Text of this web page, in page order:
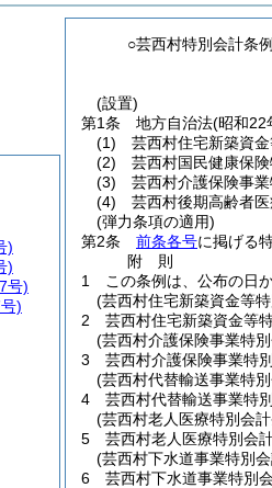
○芸西村特別会計条例
(設置)
第1条
地方自治法(昭和22
(1)
芸西村住宅新築資
(2)
芸西村国民健康保
(3)
芸西村介護保険事
(4)
芸西村後期高齢者
(弾力条項の適用)
第2条
前条各号に掲げる
附 則
1
この条例は、公布の日
(芸西村住宅新築資金等
2
芸西村住宅新築資金等
(芸西村介護保険事業特
3
芸西村介護保険事業特
(芸西村代替輸送事業特
4
芸西村代替輸送事業特
(芸西村老人医療特別会
5
芸西村老人医療特別会
(芸西村下水道事業特別
6
芸西村下水道事業特別
)
)
号)
)